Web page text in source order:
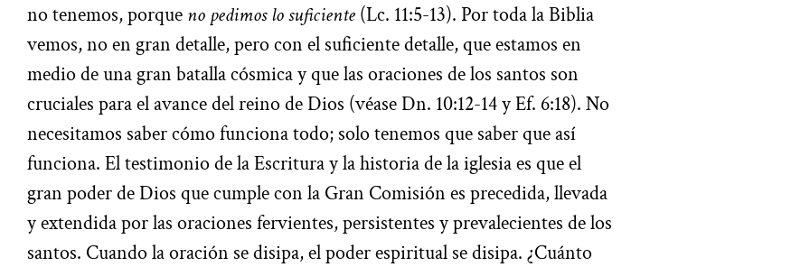
no tenemos, porque no pedimos lo suficiente (Lc. 11:5-13). Por toda la Biblia
vemos, no en gran detalle, pero con el suficiente detalle, que estamos en
medio de una gran batalla cósmica y que las oraciones de los santos son
cruciales para el avance del reino de Dios (véase Dn. 10:12-14 y Ef. 6:18). No
necesitamos saber cómo funciona todo; solo tenemos que saber que así
funciona. El testimonio de la Escritura y la historia de la iglesia es que el
gran poder de Dios que cumple con la Gran Comisión es precedida, llevada
y extendida por las oraciones fervientes, persistentes y prevalecientes de los
santos. Cuando la oración se disipa, el poder espiritual se disipa. ¿Cuánto